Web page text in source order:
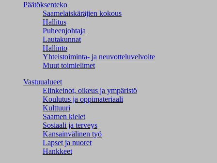
Päätöksenteko
Saamelaiskäräjien kokous
Hallitus
Puheenjohtaja
Lautakunnat
Hallinto
Yhteistoiminta- ja neuvotteluvelvoite
Muut toimielimet
Vastuualueet
Elinkeinot, oikeus ja ympäristö
Koulutus ja oppimateriaali
Kulttuuri
Saamen kielet
Sosiaali ja terveys
Kansainvälinen työ
Lapset ja nuoret
Hankkeet